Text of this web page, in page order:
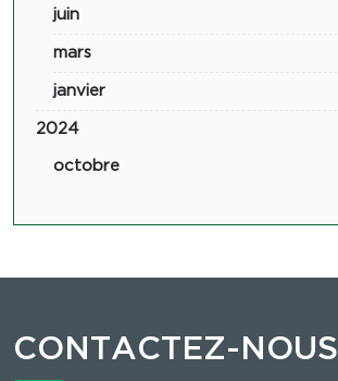
juin
mars
janvier
2024
octobre
CONTACTEZ-NOUS